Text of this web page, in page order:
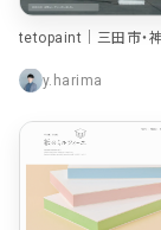
tetopaint｜三田市・神
y.harima